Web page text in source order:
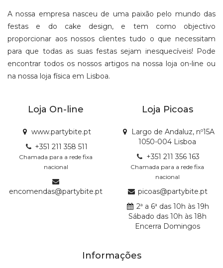
A nossa empresa nasceu de uma paixão pelo mundo das
festas e do cake design, e tem como objectivo
proporcionar aos nossos clientes tudo o que necessitam
para que todas as suas festas sejam inesquecíveis! Pode
encontrar todos os nossos artigos na nossa loja on-line ou
na nossa loja física em Lisboa.
Loja On-line
www.partybite.pt
+351 211 358 511
Chamada para a rede fixa
nacional
encomendas@partybite.pt
Loja Picoas
Largo de Andaluz, nº15A
1050-004 Lisboa
+351 211 356 163
Chamada para a rede fixa
nacional
picoas@partybite.pt
2ª a 6ª das 10h às 19h
Sábado das 10h às 18h
Encerra Domingos
Informações